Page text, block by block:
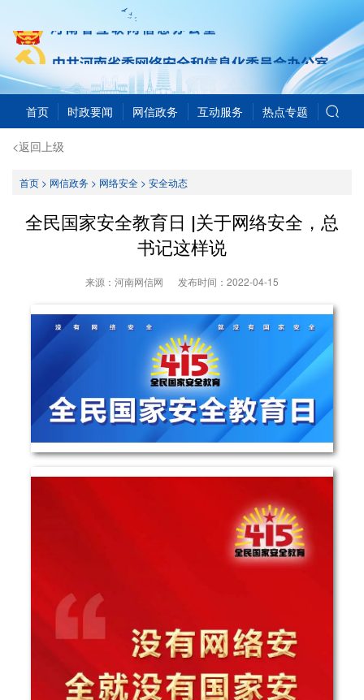
首页 时政要闻 网信政务 互动服务 热点专题
<返回上级
首页> 网信政务> 网络安全> 安全动态
全民国家安全教育日 |关于网络安全，总
书记这样说
来源：河南网信网 发布时间： 2022-04-15